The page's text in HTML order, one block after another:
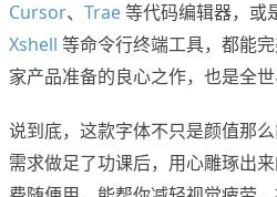
Cursor、 Trae等代码编辑器，或
Xshell 等命令行终端工具，都能
家产品准备的良心之作，也是全世
说到底，这款字体不只是颜值那
需求做足了功课后，用心雕琢出